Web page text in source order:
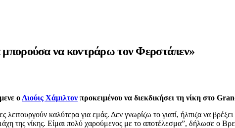
να κοντράρω τον Φερστάπεν»
ο Λιούις Χάμιλτον προκειμένου να διεκδικήσει τη νίκη στο
λειτουργούν καλύτερα για εμάς. Δεν γνωρίζω το γιατί, ήλπιζα να
της νίκης. Είμαι πολύ χαρούμενος με το αποτέλεσμα”, δήλωσε ο